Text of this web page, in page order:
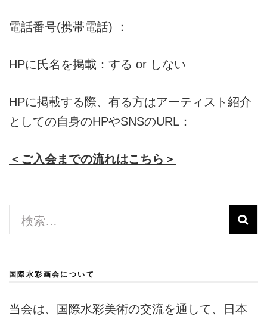
電話番号(携帯電話) ：
HPに氏名を掲載：する or しない
HPに掲載する際、有る方はアーティスト紹介
としての自身のHPやSNSのURL：
＜ご入会までの流れはこちら＞
検
国際水彩画会について
当会は、国際水彩美術の交流を通して、日本